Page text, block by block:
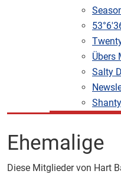
Übers
Salty
Ehemalige
Diese Mitglieder von Hart